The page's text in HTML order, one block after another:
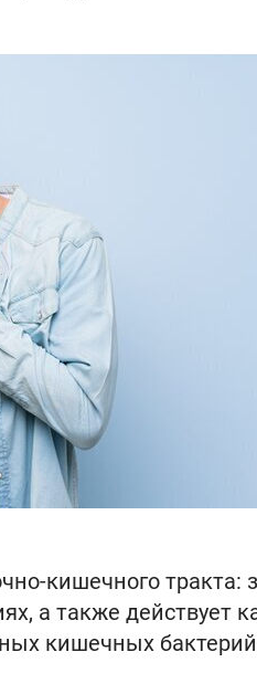
кишечного тракта:
а также действует
кишечных